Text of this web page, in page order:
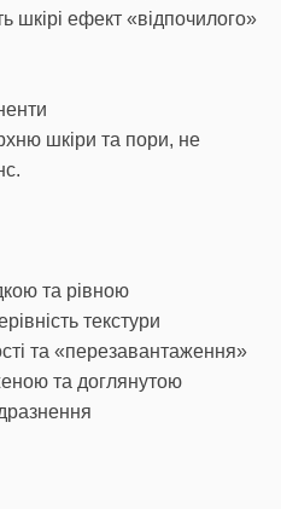
шкірі ефект «відпочилого»
шкіри та пори, не
та рівною
текстури
та «перезавантаження»
та доглянутою